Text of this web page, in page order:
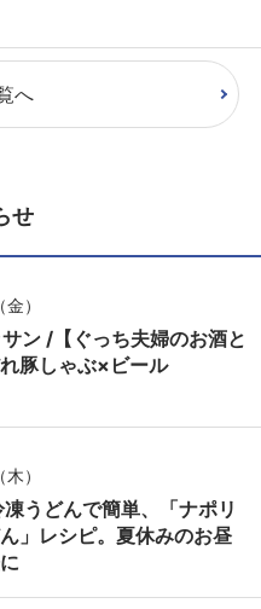
へ
せ
）
ン /【ぐっち夫婦のお酒と
豚しゃぶ×ビール
）
うどんで簡単、「ナポリ
」レシピ。夏休みのお昼